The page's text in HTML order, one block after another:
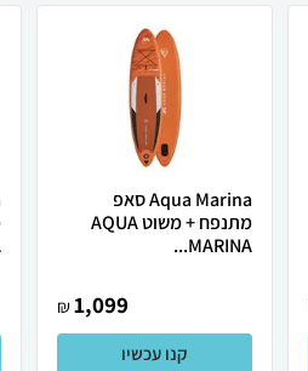
Aqua Marina סאפ
מתנפח + משוט AQUA
MARINA...
1,099
₪
קנו עכשיו